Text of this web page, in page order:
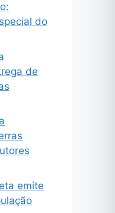
do
de
emite